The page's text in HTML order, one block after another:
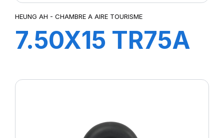
HEUNG AH - CHAMBRE A AIRE TOURISME
7.50X15 TR75A